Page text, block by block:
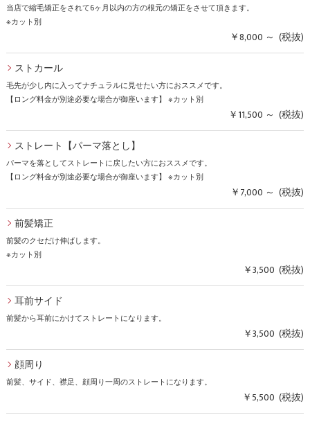
当店で縮毛矯正をされて6ヶ月以内の方の根元の矯正をさせて頂きます。
※カット別
￥8,000 ～ (税抜)
ストカール
毛先が少し内に入ってナチュラルに見せたい方におススメです。
【ロング料金が別途必要な場合が御座います】 ※カット別
￥11,500 ～ (税抜)
ストレート【パーマ落とし】
パーマを落としてストレートに戻したい方におススメです。
【ロング料金が別途必要な場合が御座います】 ※カット別
￥7,000 ～ (税抜)
前髪矯正
前髪のクセだけ伸ばします。
※カット別
￥3,500 (税抜)
耳前サイド
前髪から耳前にかけてストレートになります。
￥3,500 (税抜)
顔周り
前髪、サイド、襟足、顔周り一周のストレートになります。
￥5,500 (税抜)